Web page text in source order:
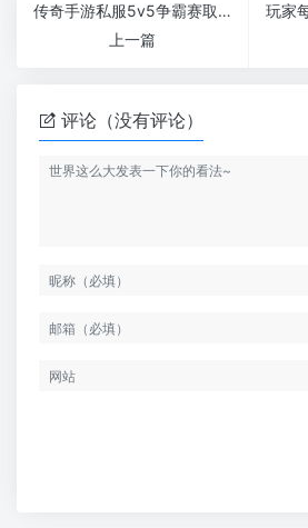
传奇手游私服5v5争霸赛取得成绩的三个技巧
上一篇
评论（没有评论）